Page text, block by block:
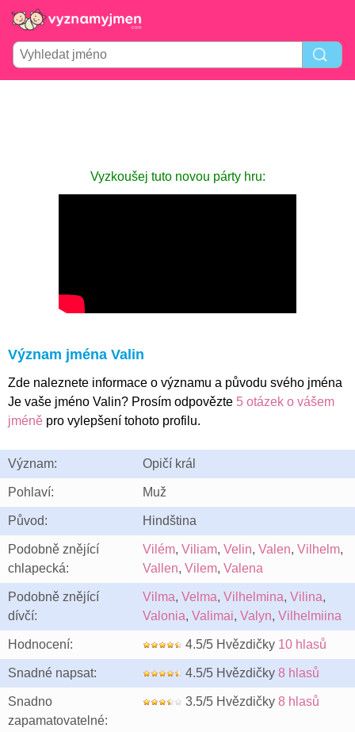
Vyzkoušej tuto novou párty hru:
Význam jména Valin
Zde naleznete informace o významu a původu svého jména
Je vaše jméno Valin? Prosím odpovězte 5 otázek o vášem
jméně pro vylepšení tohoto profilu.
Význam: Opičí král
Pohlaví: Muž
Původ: Hindština
Podobně znějící
chlapecká:
Vilém, Viliam, Velin, Valen, Vilhelm,
Vallen, Vilem, Valena
Podobně znějící
dívčí:
Vilma, Velma, Vilhelmina, Vilina,
Valonia, Valimai, Valyn, Vilhelmiina
Hodnocení: 4.5/5 Hvězdičky 10 hlasů
Snadné napsat: 4.5/5 Hvězdičky 8 hlasů
Snadno
zapamatovatelné:
3.5/5 Hvězdičky 8 hlasů